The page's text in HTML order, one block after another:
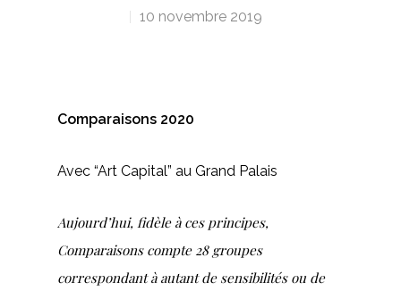
10 novembre 2019
Comparaisons 2020
Avec “Art Capital” au Grand Palais
Aujourd’hui, fidèle à ces principes,
Comparaisons compte 28 groupes
correspondant à autant de sensibilités ou de